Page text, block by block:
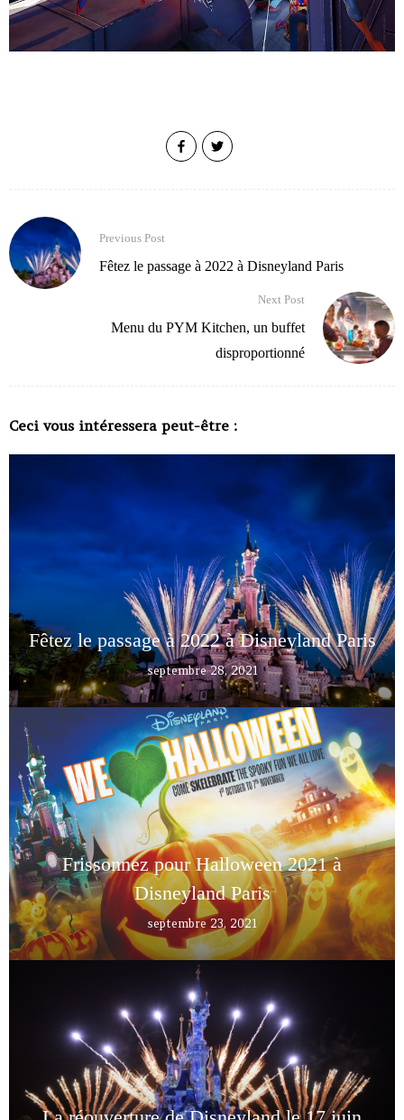
Previous Post
Fêtez le passage à 2022 à Disneyland Paris
Next Post
Menu du PYM Kitchen, un buffet
disproportionné
Ceci vous intéressera peut-être :
Fêtez le passage à 2022 à Disneyland Paris
septembre 28, 2021
Frissonnez pour Halloween 2021 à
Disneyland Paris
septembre 23, 2021